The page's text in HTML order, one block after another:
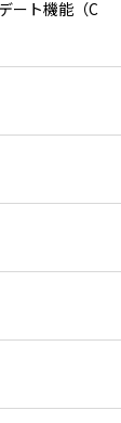
ート機能（C